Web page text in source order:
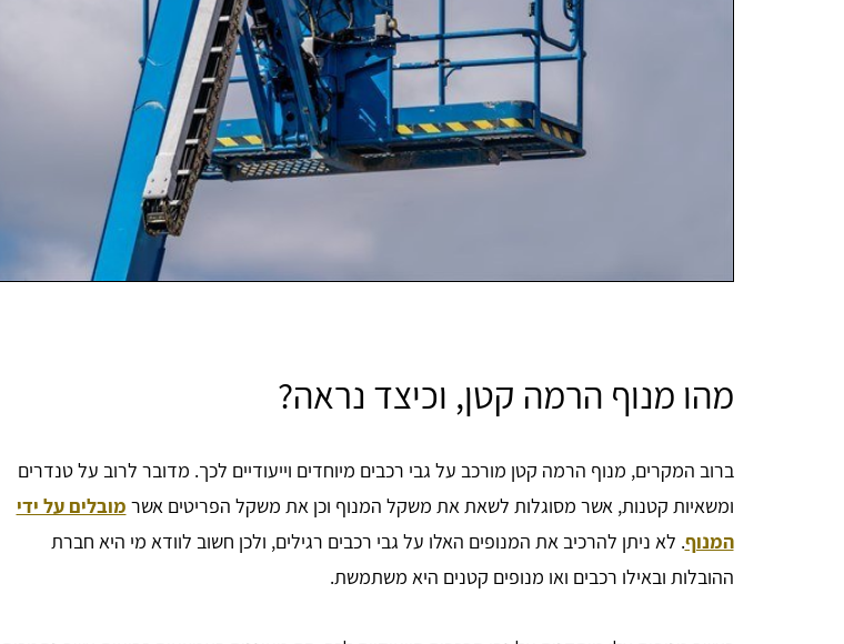
מהו מנוף הרמה קטן, וכיצד נראה?
ברוב המקרים, מנוף הרמה קטן מורכב על גבי רכבים מיוחדים וייעודיים לכך. מדובר לרוב על טנדרים
ומשאיות קטנות, אשר מסוגלות לשאת את משקל המנוף וכן את משקל הפריטים אשר מובלים על ידי
המנוף. לא ניתן להרכיב את המנופים האלו על גבי רכבים רגילים, ולכן חשוב לוודא מי היא חברת
ההובלות ובאילו רכבים ואו מנופים קטנים היא משתמשת.